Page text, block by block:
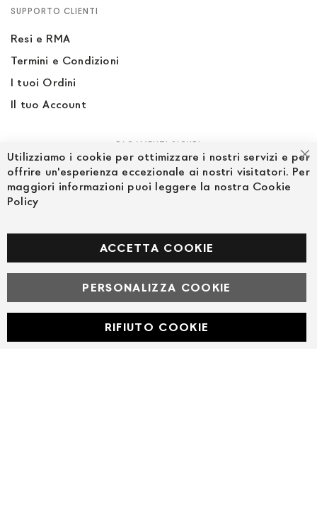
SUPPORTO CLIENTI
Resi e RMA
Termini e Condizioni
I tuoi Ordini
Il tuo Account
PAGAMENTI SICURI
Facebook
© Powered by MAV Arreda s.r.l. | P.IVA IT05919160969
Corso Lodi, 2 | Milano - pec mavarreda@pec.it
Utilizziamo i cookie per ottimizzare i nostri servizi e per
offrire un'esperienza eccezionale ai nostri visitatori. Per
maggiori informazioni puoi leggere la nostra Cookie
Policy
ACCETTA COOKIE
PERSONALIZZA COOKIE
RIFIUTO COOKIE